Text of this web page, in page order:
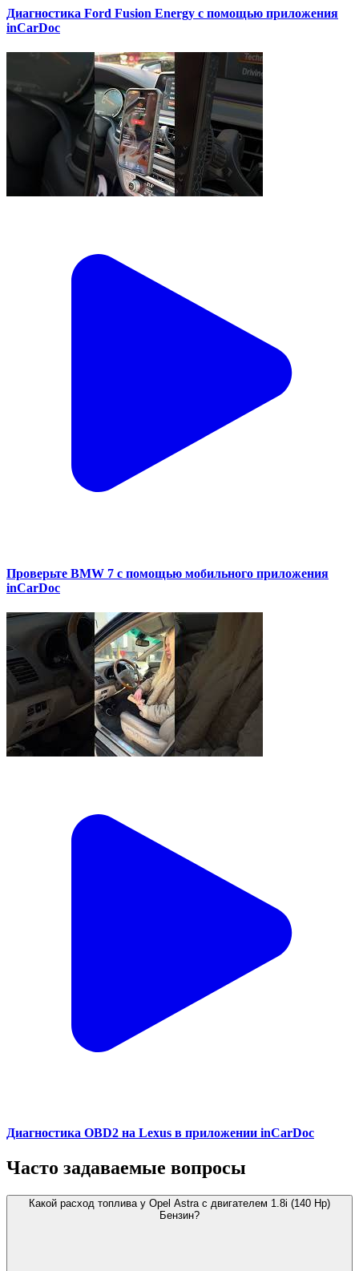
Диагностика Ford Fusion Energy с помощью приложения
inCarDoc
Проверьте BMW 7 с помощью мобильного приложения
inCarDoc
Диагностика OBD2 на Lexus в приложении inCarDoc
Часто задаваемые вопросы
Какой расход топлива у Opel Astra с двигателем 1.8i (140 Hp)
Бензин?